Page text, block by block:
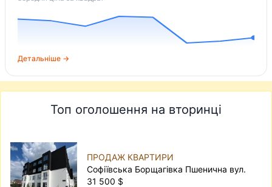
Детальніше →
Топ оголошення на вторинці
ПРОДАЖ КВАРТИРИ
Софіївська Борщагівка Пшенична вул.
31 500 $